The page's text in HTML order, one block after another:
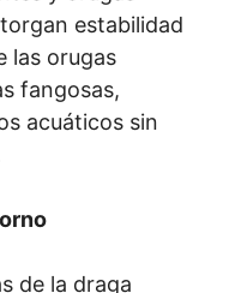
estabilidad
las orugas
fangosas,
acuáticos sin
de la draga